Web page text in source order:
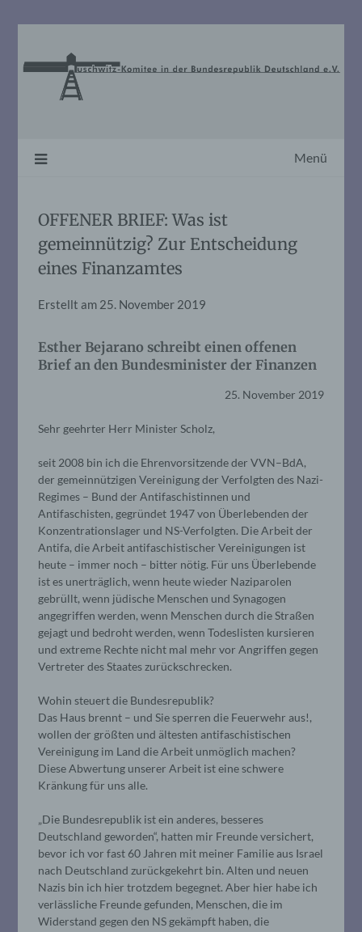
Menü
OFFENER BRIEF: Was ist
gemeinnützig? Zur Entscheidung
eines Finanzamtes
Erstellt am 25. November 2019
Esther Bejarano schreibt einen offenen
Brief an den Bundesminister der Finanzen
25. November 2019
Sehr geehrter Herr Minister Scholz,
seit 2008 bin ich die Ehrenvorsitzende der VVN–BdA,
der gemeinnützigen Vereinigung der Verfolgten des Nazi-
Regimes – Bund der Antifaschistinnen und
Antifaschisten, gegründet 1947 von Überlebenden der
Konzentrationslager und NS-Verfolgten. Die Arbeit der
Antifa, die Arbeit antifaschistischer Vereinigungen ist
heute – immer noch – bitter nötig. Für uns Überlebende
ist es unerträglich, wenn heute wieder Naziparolen
gebrüllt, wenn jüdische Menschen und Synagogen
angegriffen werden, wenn Menschen durch die Straßen
gejagt und bedroht werden, wenn Todeslisten kursieren
und extreme Rechte nicht mal mehr vor Angriffen gegen
Vertreter des Staates zurückschrecken.
Wohin steuert die Bundesrepublik?
Das Haus brennt – und Sie sperren die Feuerwehr aus!,
wollen der größten und ältesten antifaschistischen
Vereinigung im Land die Arbeit unmöglich machen?
Diese Abwertung unserer Arbeit ist eine schwere
Kränkung für uns alle.
„Die Bundesrepublik ist ein anderes, besseres
Deutschland geworden“, hatten mir Freunde versichert,
bevor ich vor fast 60 Jahren mit meiner Familie aus Israel
nach Deutschland zurückgekehrt bin. Alten und neuen
Nazis bin ich hier trotzdem begegnet. Aber hier habe ich
verlässliche Freunde gefunden, Menschen, die im
Widerstand gegen den NS gekämpft haben, die